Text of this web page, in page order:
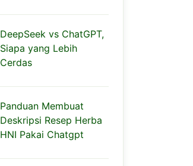
DeepSeek vs ChatGPT,
Siapa yang Lebih
Cerdas
Panduan Membuat
Deskripsi Resep Herba
HNI Pakai Chatgpt